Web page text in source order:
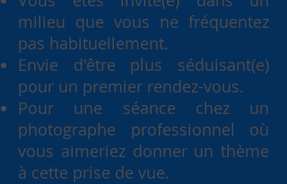
milieu que vous ne fréquentez
pas habituellement.
Envie d'être plus séduisant(e)
pour un premier rendez-vous.
Pour une séance chez un
photographe professionnel où
vous aimeriez donner un thème
à cette prise de vue.